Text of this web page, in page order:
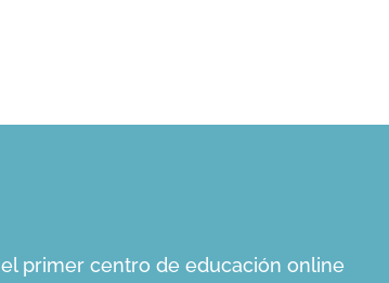
el primer centro de educación online